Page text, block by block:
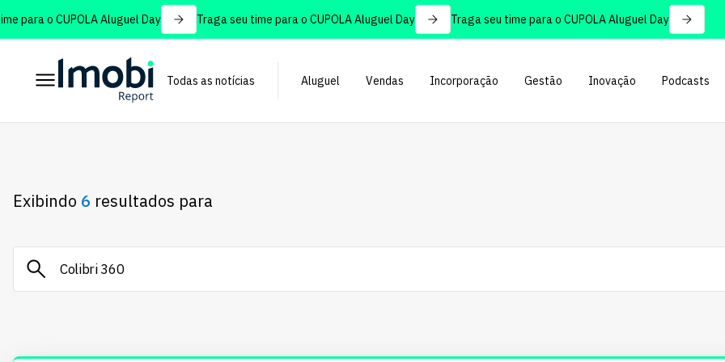
o CUPOLA Aluguel Day Traga seu time para o CUPOLA Aluguel Day Traga seu time para o CUPOLA Aluguel Day
Todas as notícias Aluguel Vendas Incorporação Gestão Inovação Podcasts
Exibindo 6 resultados para